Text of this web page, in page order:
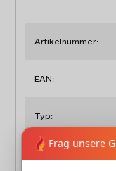
Artikelnummer:
EAN:
Typ:
Art: